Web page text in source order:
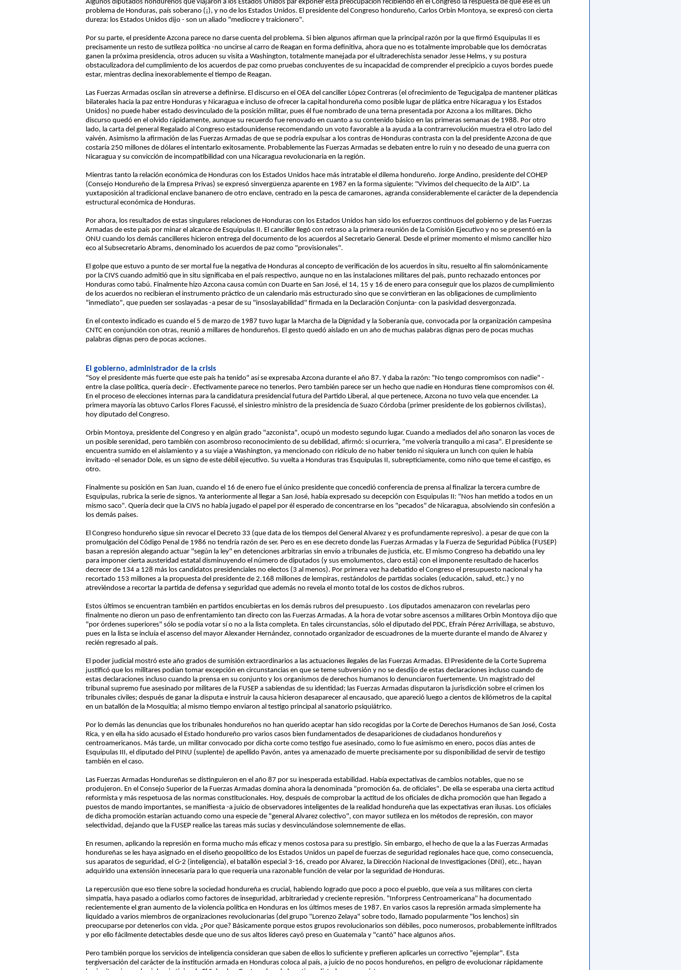
Algunos diputados hondureños que viajaron a los Estados Unidos par exponer esta preocupación recibiendo en el Congreso la respuesta de que ése es un
problema de Honduras, país soberano (¡), y no de los Estados Unidos. El presidente del Congreso hondureño, Carlos Orbin Montoya, se expresó con cierta
dureza: los Estados Unidos dijo - son un aliado "mediocre y traicionero".
Por su parte, el presidente Azcona parece no darse cuenta del problema. Si bien algunos afirman que la principal razón por la que firmó Esquipulas II es
precisamente un resto de sutileza política -no uncirse al carro de Reagan en forma definitiva, ahora que no es totalmente improbable que los demócratas
ganen la próxima presidencia, otros aducen su visita a Washington, totalmente manejada por el ultraderechista senador Jesse Helms, y su postura
obstaculizadora del cumplimiento de los acuerdos de paz como pruebas concluyentes de su incapacidad de comprender el precipicio a cuyos bordes puede
estar, mientras declina inexorablemente el tiempo de Reagan.
Las Fuerzas Armadas oscilan sin atreverse a definirse. El discurso en el OEA del canciller López Contreras (el ofrecimiento de Tegucigalpa de mantener pláticas
bilaterales hacia la paz entre Honduras y Nicaragua e incluso de ofrecer la capital hondureña como posible lugar de plática entre Nicaragua y los Estados
Unidos) no puede haber estado desvinculado de la posición militar, pues él fue nombrado de una terna presentada por Azcona a los militares. Dicho
discurso quedó en el olvido rápidamente, aunque su recuerdo fue renovado en cuanto a su contenido básico en las primeras semanas de 1988. Por otro
lado, la carta del general Regalado al Congreso estadounidense recomendando un voto favorable a la ayuda a la contrarrevolución muestra el otro lado del
vaivén. Asimismo la afirmación de las Fuerzas Armadas de que se podría expulsar a los contras de Honduras contrasta con la del presidente Azcona de que
costaría 250 millones de dólares el intentarlo exitosamente. Probablemente las Fuerzas Armadas se debaten entre lo ruin y no deseado de una guerra con
Nicaragua y su convicción de incompatibilidad con una Nicaragua revolucionaria en la región.
Mientras tanto la relación económica de Honduras con los Estados Unidos hace más intratable el dilema hondureño. Jorge Andino, presidente del COHEP
(Consejo Hondureño de la Empresa Privas) se expresó sinvergüenza aparente en 1987 en la forma siguiente: "Vivimos del chequecito de la AID". La
yuxtaposición al tradicional enclave bananero de otro enclave, centrado en la pesca de camarones, agranda considerablemente el carácter de la dependencia
estructural económica de Honduras.
Por ahora, los resultados de estas singulares relaciones de Honduras con los Estados Unidos han sido los esfuerzos continuos del gobierno y de las Fuerzas
Armadas de este país por minar el alcance de Esquipulas II. El canciller llegó con retraso a la primera reunión de la Comisión Ejecutivo y no se presentó en la
ONU cuando los demás cancilleres hicieron entrega del documento de los acuerdos al Secretario General. Desde el primer momento el mismo canciller hizo
eco al Subsecretario Abrams, denominado los acuerdos de paz como "provisionales".
El golpe que estuvo a punto de ser mortal fue la negativa de Honduras al concepto de verificación de los acuerdos in situ, resuelto al fin salomónicamente
por la CIVS cuando admitió que in situ significaba en el país respectivo, aunque no en las instalaciones militares del país, punto rechazado entonces por
Honduras como tabú. Finalmente hizo Azcona causa común con Duarte en San José, el 14, 15 y 16 de enero para conseguir que los plazos de cumplimiento
de los acuerdos no recibieran el instrumento práctico de un calendario más estructurado sino que se convirtieran en las obligaciones de cumplimiento
"inmediato", que pueden ser soslayadas -a pesar de su "insoslayabilidad" firmada en la Declaración Conjunta- con la pasividad desvergonzada.
En el contexto indicado es cuando el 5 de marzo de 1987 tuvo lugar la Marcha de la Dignidad y la Soberanía que, convocada por la organización campesina
CNTC en conjunción con otras, reunió a millares de hondureños. El gesto quedó aislado en un año de muchas palabras dignas pero de pocas muchas
palabras dignas pero de pocas acciones.
El gobierno, administrador de la crisis
"Soy el presidente más fuerte que este país ha tenido" así se expresaba Azcona durante el año 87. Y daba la razón: "No tengo compromisos con nadie" -
entre la clase política, quería decir-. Efectivamente parece no tenerlos. Pero también parece ser un hecho que nadie en Honduras tiene compromisos con él.
En el proceso de elecciones internas para la candidatura presidencial futura del Partido Liberal, al que pertenece, Azcona no tuvo vela que encender. La
primera mayoría las obtuvo Carlos Flores Facussé, el siniestro ministro de la presidencia de Suazo Córdoba (primer presidente de los gobiernos civilistas),
hoy diputado del Congreso.
Orbin Montoya, presidente del Congreso y en algún grado "azconista", ocupó un modesto segundo lugar. Cuando a mediados del año sonaron las voces de
un posible serenidad, pero también con asombroso reconocimiento de su debilidad, afirmó: si ocurriera, "me volvería tranquilo a mi casa". El presidente se
encuentra sumido en el aislamiento y a su viaje a Washington, ya mencionado con ridículo de no haber tenido ni siquiera un lunch con quien le había
invitado -el senador Dole, es un signo de este débil ejecutivo. Su vuelta a Honduras tras Esquipulas II, subrepticiamente, como niño que teme el castigo, es
otro.
Finalmente su posición en San Juan, cuando el 16 de enero fue el único presidente que concedió conferencia de prensa al finalizar la tercera cumbre de
Esquipulas, rubrica la serie de signos. Ya anteriormente al llegar a San José, había expresado su decepción con Esquipulas II: "Nos han metido a todos en un
mismo saco". Quería decir que la CIVS no había jugado el papel por él esperado de concentrarse en los "pecados" de Nicaragua, absolviendo sin confesión a
los demás países.
El Congreso hondureño sigue sin revocar el Decreto 33 (que data de los tiempos del General Alvarez y es profundamente represivo). a pesar de que con la
promulgación del Código Penal de 1986 no tendría razón de ser. Pero es en ese decreto donde las Fuerzas Armadas y la Fuerza de Seguridad Pública (FUSEP)
basan a represión alegando actuar "según la ley" en detenciones arbitrarias sin envío a tribunales de justicia, etc. El mismo Congreso ha debatido una ley
para imponer cierta austeridad estatal disminuyendo el número de diputados (y sus emolumentos, claro está) con el imponente resultado de hacerlos
decrecer de 134 a 128 más los candidatos presidenciales no electos (3 al menos). Por primera vez ha debatido el Congreso el presupuesto nacional y ha
recortado 153 millones a la propuesta del presidente de 2.168 millones de lempiras, restándolos de partidas sociales (educación, salud, etc.) y no
atreviéndose a recortar la partida de defensa y seguridad que además no revela el monto total de los costos de dichos rubros.
Estos últimos se encuentran también en partidos encubiertas en los demás rubros del presupuesto . Los diputados amenazaron con revelarlas pero
finalmente no dieron un paso de enfrentamiento tan directo con las Fuerzas Armadas. A la hora de votar sobre ascensos a militares Orbin Montoya dijo que
"por órdenes superiores" sólo se podía votar sí o no a la lista completa. En tales circunstancias, sólo el diputado del PDC, Efraín Pérez Arrivillaga, se abstuvo,
pues en la lista se incluía el ascenso del mayor Alexander Hernández, connotado organizador de escuadrones de la muerte durante el mando de Alvarez y
recién regresado al país.
El poder judicial mostró este año grados de sumisión extraordinarios a las actuaciones ilegales de las Fuerzas Armadas. El Presidente de la Corte Suprema
justificó que los militares podían tomar excepción en circunstancias en que se teme subversión y no se desdijo de estas declaraciones incluso cuando de
estas declaraciones incluso cuando la prensa en su conjunto y los organismos de derechos humanos lo denunciaron fuertemente. Un magistrado del
tribunal supremo fue asesinado por militares de la FUSEP a sabiendas de su identidad; las Fuerzas Armadas disputaron la jurisdicción sobre el crimen los
tribunales civiles; después de ganar la disputa e instruir la causa hicieron desaparecer al encausado, que apareció luego a cientos de kilómetros de la capital
en un batallón de la Mosquitia; al mismo tiempo enviaron al testigo principal al sanatorio psiquiátrico.
Por lo demás las denuncias que los tribunales hondureños no han querido aceptar han sido recogidas por la Corte de Derechos Humanos de San José, Costa
Rica, y en ella ha sido acusado el Estado hondureño pro varios casos bien fundamentados de desapariciones de ciudadanos hondureños y
centroamericanos. Más tarde, un militar convocado por dicha corte como testigo fue asesinado, como lo fue asimismo en enero, pocos días antes de
Esquipulas III, el diputado del PINU (suplente) de apellido Pavón, antes ya amenazado de muerte precisamente por su disponibilidad de servir de testigo
también en el caso.
Las Fuerzas Armadas Hondureñas se distinguieron en el año 87 por su inesperada estabilidad. Había expectativas de cambios notables, que no se
produjeron. En el Consejo Superior de la Fuerzas Armadas domina ahora la denominada "promoción 6a. de oficiales". De ella se esperaba una cierta actitud
reformista y más respetuosa de las normas constitucionales. Hoy, después de comprobar la actitud de los oficiales de dicha promoción que han llegado a
puestos de mando importantes, se manifiesta -a juicio de observadores inteligentes de la realidad hondureña que las expectativas eran ilusas. Los oficiales
de dicha promoción estarían actuando como una especie de "general Alvarez colectivo", con mayor sutileza en los métodos de represión, con mayor
selectividad, dejando que la FUSEP realice las tareas más sucias y desvinculándose solemnemente de ellas.
En resumen, aplicando la represión en forma mucho más eficaz y menos costosa para su prestigio. Sin embargo, el hecho de que la a las Fuerzas Armadas
hondureñas se les haya asignado en el diseño geopolítico de los Estados Unidos un papel de fuerzas de seguridad regionales hace que, como consecuencia,
sus aparatos de seguridad, el G-2 (inteligencia), el batallón especial 3-16, creado por Alvarez, la Dirección Nacional de Investigaciones (DNI), etc., hayan
adquirido una extensión innecesaria para lo que requería una razonable función de velar por la seguridad de Honduras.
La repercusión que eso tiene sobre la sociedad hondureña es crucial, habiendo logrado que poco a poco el pueblo, que veía a sus militares con cierta
simpatía, haya pasado a odiarlos como factores de inseguridad, arbitrariedad y creciente represión. "Inforpress Centroamericana" ha documentado
recientemente el gran aumento de la violencia política en Honduras en los últimos meses de 1987. En varios casos la represión armada simplemente ha
liquidado a varios miembros de organizaciones revolucionarias (del grupo "Lorenzo Zelaya" sobre todo, llamado popularmente "los lenchos) sin
preocuparse por detenerlos con vida. ¿Por que? Básicamente porque estos grupos revolucionarios son débiles, poco numerosos, probablemente infiltrados
y por ello fácilmente detectables desde que uno de sus altos líderes cayó preso en Guatemala y "cantó" hace algunos años.
Pero también porque los servicios de inteligencia consideran que saben de ellos lo suficiente y prefieren aplicarles un correctivo "ejemplar". Esta
tergiversación del carácter de la institución armada en Honduras coloca al país, a juicio de no pocos hondureños, en peligro de evolucionar rápidamente